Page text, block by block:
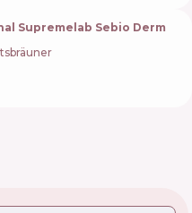
Supremelab Sebio Derm